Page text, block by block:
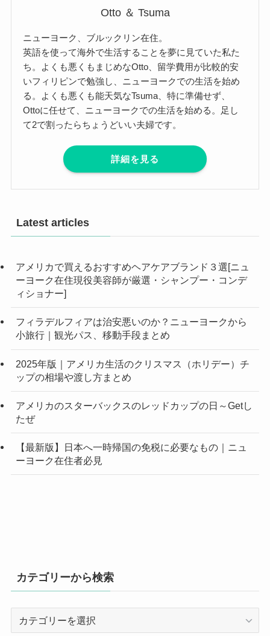
Otto ＆ Tsuma
ニューヨーク、ブルックリン在住。
英語を使って海外で生活することを夢に見ていた私た
ち。よくも悪くもまじめなOtto、留学費用が比較的安
いフィリピンで勉強し、ニューヨークでの生活を始め
る。よくも悪くも能天気なTsuma、特に準備せず、
Ottoに任せて、ニューヨークでの生活を始める。足し
て2で割ったらちょうどいい夫婦です。
詳細を見る
Latest articles
アメリカで買えるおすすめヘアケアブランド３選[ニュ
ーヨーク在住現役美容師が厳選・シャンプー・コンデ
ィショナー]
フィラデルフィアは治安悪いのか？ニューヨークから
小旅行｜観光パス、移動手段まとめ
2025年版｜アメリカ生活のクリスマス（ホリデー）チ
ップの相場や渡し方まとめ
アメリカのスターバックスのレッドカップの日～Getし
たぜ
【最新版】日本へ一時帰国の免税に必要なもの｜ニュ
ーヨーク在住者必見
カテゴリーから検索